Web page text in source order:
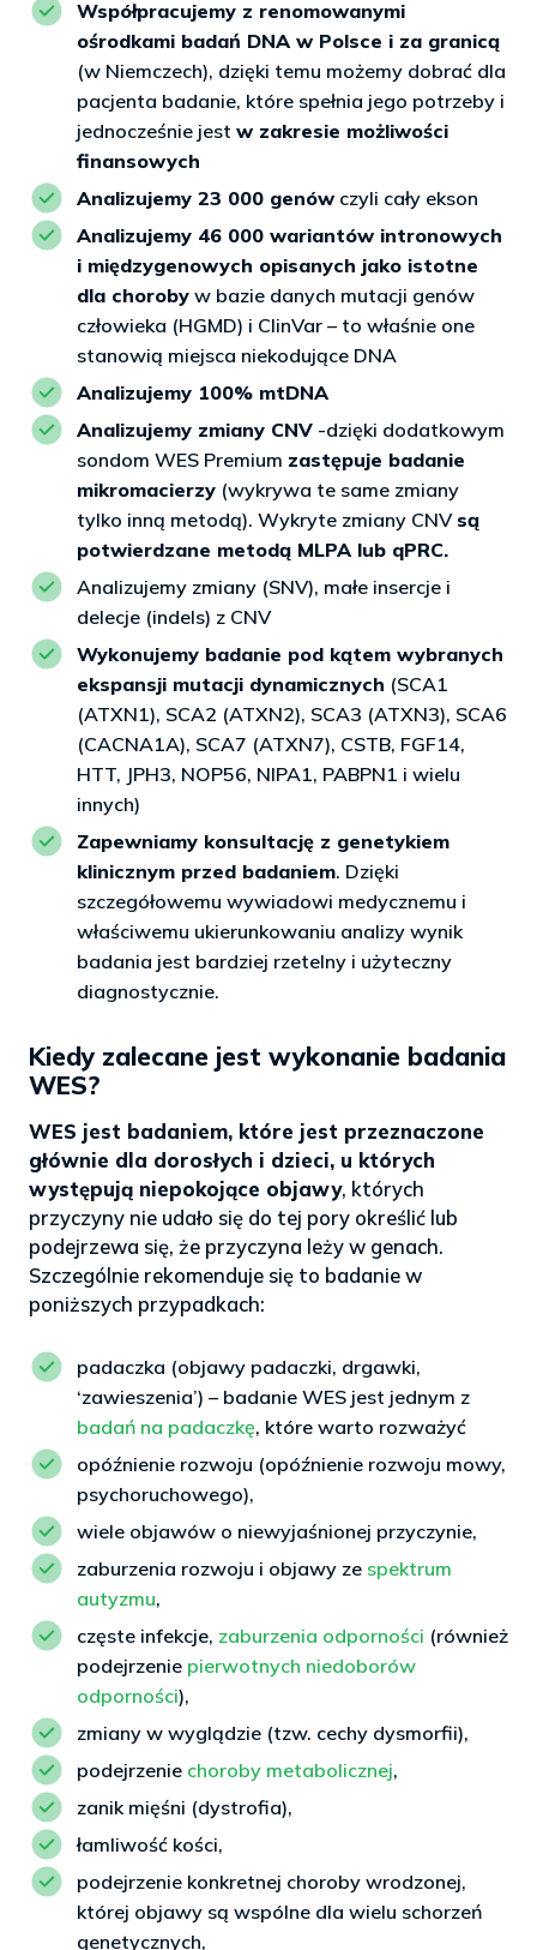
Współpracujemy z renomowanymi
ośrodkami badań DNA w Polsce i za granicą
(w Niemczech), dzięki temu możemy dobrać dla
pacjenta badanie, które spełnia jego potrzeby i
jednocześnie jest w zakresie możliwości
finansowych
Analizujemy 23 000 genów czyli cały ekson
Analizujemy 46 000 wariantów intronowych
i międzygenowych opisanych jako istotne
dla choroby w bazie danych mutacji genów
człowieka (HGMD) i ClinVar – to właśnie one
stanowią miejsca niekodujące DNA
Analizujemy 100% mtDNA
Analizujemy zmiany CNV -dzięki dodatkowym
sondom WES Premium zastępuje badanie
mikromacierzy (wykrywa te same zmiany
tylko inną metodą). Wykryte zmiany CNV są
potwierdzane metodą MLPA lub qPRC.
Analizujemy zmiany (SNV), małe insercje i
delecje (indels) z CNV
Wykonujemy badanie pod kątem wybranych
ekspansji mutacji dynamicznych (SCA1
(ATXN1), SCA2 (ATXN2), SCA3 (ATXN3), SCA6
(CACNA1A), SCA7 (ATXN7), CSTB, FGF14,
HTT, JPH3, NOP56, NIPA1, PABPN1 i wielu
innych)
Zapewniamy konsultację z genetykiem
klinicznym przed badaniem. Dzięki
szczegółowemu wywiadowi medycznemu i
właściwemu ukierunkowaniu analizy wynik
badania jest bardziej rzetelny i użyteczny
diagnostycznie.
Kiedy zalecane jest wykonanie badania
WES?
WES jest badaniem, które jest przeznaczone
głównie dla dorosłych i dzieci, u których
występują niepokojące objawy, których
przyczyny nie udało się do tej pory określić lub
podejrzewa się, że przyczyna leży w genach.
Szczególnie rekomenduje się to badanie w
poniższych przypadkach:
padaczka (objawy padaczki, drgawki,
‘zawieszenia’) – badanie WES jest jednym z
badań na padaczkę, które warto rozważyć
opóźnienie rozwoju (opóźnienie rozwoju mowy,
psychoruchowego),
wiele objawów o niewyjaśnionej przyczynie,
zaburzenia rozwoju i objawy ze spektrum
autyzmu,
częste infekcje, zaburzenia odporności (również
podejrzenie pierwotnych niedoborów
odporności),
zmiany w wyglądzie (tzw. cechy dysmorfii),
podejrzenie choroby metabolicznej,
zanik mięśni (dystrofia),
łamliwość kości,
podejrzenie konkretnej choroby wrodzonej,
której objawy są wspólne dla wielu schorzeń
genetycznych,